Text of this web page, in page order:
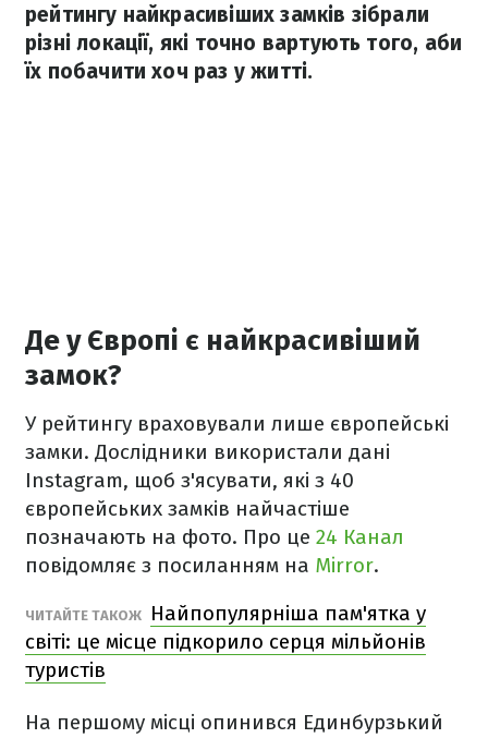
рейтингу найкрасивіших замків зібрали
різні локації, які точно вартують того, аби
їх побачити хоч раз у житті.
Де у Європі є найкрасивіший
замок?
У рейтингу враховували лише європейські
замки. Дослідники використали дані
Instagram, щоб з'ясувати, які з 40
європейських замків найчастіше
позначають на фото. Про це 24 Канал
повідомляє з посиланням на Mirror.
ЧИТАЙТЕ ТАКОЖ
Найпопулярніша пам'ятка у
світі: це місце підкорило серця мільйонів
туристів
На першому місці опинився Единбурзький